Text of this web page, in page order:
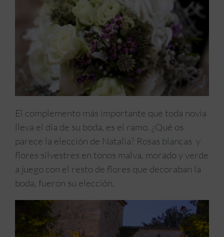
El complemento más importante que toda novia
lleva el día de su boda, es el ramo. ¿Qué os
parece la elección de Natalia? Rosas blancas y
flores silvestres en tonos malva, morado y verde
a juego con el resto de flores que decoraban la
boda, fueron su elección.